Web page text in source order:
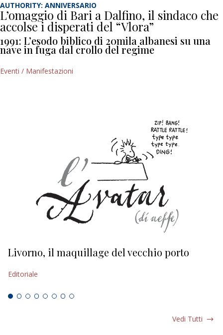
AUTHORITY: ANNIVERSARIO
L’omaggio di Bari a Dalfino, il sindaco che
accolse i disperati del “Vlora”
1991: L’esodo biblico di 20mila albanesi su una
nave in fuga dal crollo del regime
Eventi / Manifestazioni
Livorno, il maquillage del vecchio porto
Editoriale
Vedi Tutti